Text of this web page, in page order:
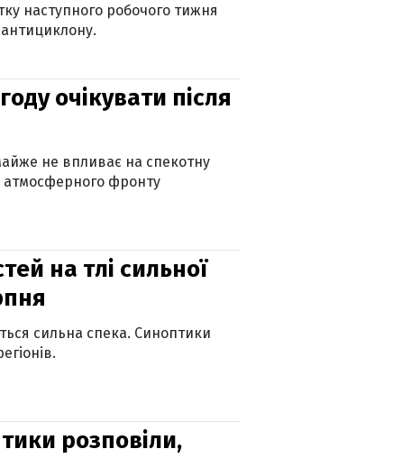
наступного робочого тижня
антициклону.
очікувати після
не впливає на спекотну
атмосферного фронту
на тлі сильної
сильна спека. Синоптики
розповіли,